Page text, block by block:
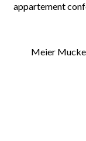
appartement
Meier